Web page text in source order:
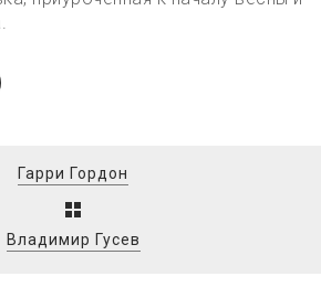
Гарри Гордон
Владимир Гусев